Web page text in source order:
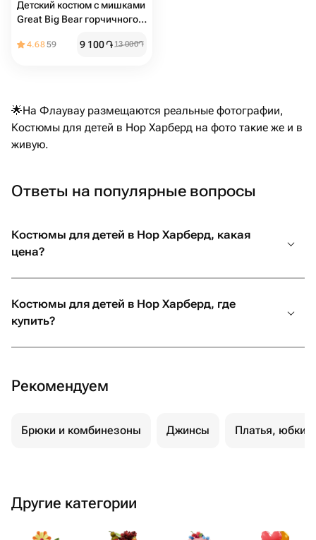
Детский костюм с мишками
Great Big Bear горчичного
4.6859 9 100֏13 000֏
🌟На Флаувау размещаются реальные фотографии,
Костюмы для детей в Нор Харберд на фото такие же и в
живую.
Ответы на популярные вопросы
Костюмы для детей в Нор Харберд, какая
цена?
Костюмы для детей в Нор Харберд, где
купить?
Рекомендуем
Брюки и комбинезоны Джинсы Платья, юбки
Другие категории